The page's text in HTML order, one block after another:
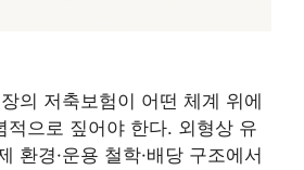
의 저축보험이 어떤 체계 위에
적으로 짚어야 한다. 외형상 유
환경·운용 철학·배당 구조에서